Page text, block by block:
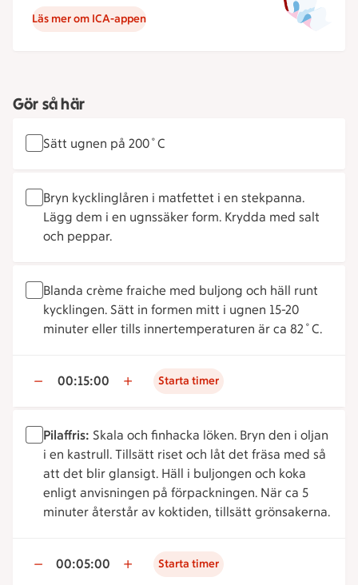
Läs mer om ICA-appen
Gör så här
Sätt ugnen på 200˚C
Bryn kycklinglåren i matfettet i en stekpanna.
Lägg dem i en ugnssäker form. Krydda med salt
och peppar.
Blanda crème fraiche med buljong och häll runt
kycklingen. Sätt in formen mitt i ugnen 15-20
minuter eller tills innertemperaturen är ca 82˚C.
00:15:00 Starta timer
Pilaffris: Skala och finhacka löken. Bryn den i oljan
i en kastrull. Tillsätt riset och låt det fräsa med så
att det blir glansigt. Häll i buljongen och koka
enligt anvisningen på förpackningen. När ca 5
minuter återstår av koktiden, tillsätt grönsakerna.
00:05:00 Starta timer